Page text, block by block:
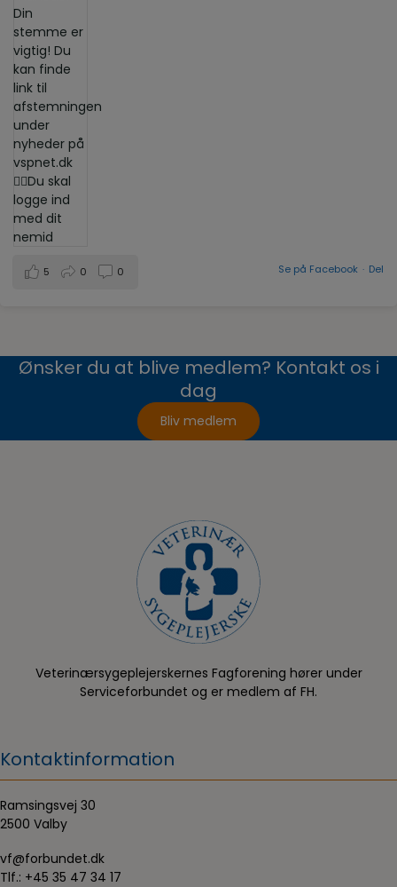
Se på Facebook · Del
5 0 0
Ønsker du at blive medlem? Kontakt os i
dag
Bliv medlem
Veterinærsygeplejerskernes Fagforening hører under
Serviceforbundet og er medlem af FH.
Kontaktinformation
Ramsingsvej 30
2500 Valby
vf@forbundet.dk
Tlf.: +45 35 47 34 17